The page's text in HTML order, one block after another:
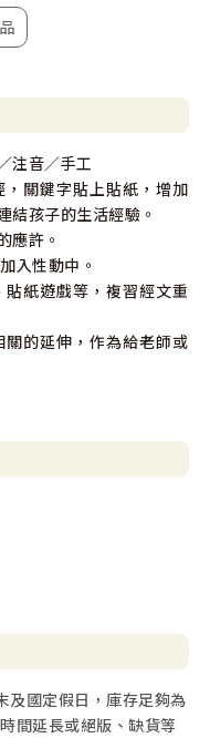
注音／手工
關鍵字貼上貼紙，增加
結孩子的生活經驗。
應許。
入性動中。
紙遊戲等，複習經文重
的延伸，作為給老師或
及國定假日，庫存足夠為
間延長或絕版、缺貨等